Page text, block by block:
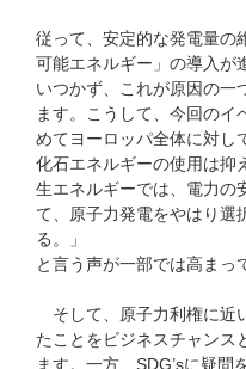
従って、安定的な発電量の
可能エネルギー」の導入が
いつかず、これが原因の一
ます。こうして、今回のイ
めてヨーロッパ全体に対し
化石エネルギーの使用は
生エネルギーでは、電力の
て、原子力発電をやはり選
る。」
と言う声が一部では高まっ
そして、原子力利権に近
たことをビジネスチャンス
ます。一方、SDG’sに疑